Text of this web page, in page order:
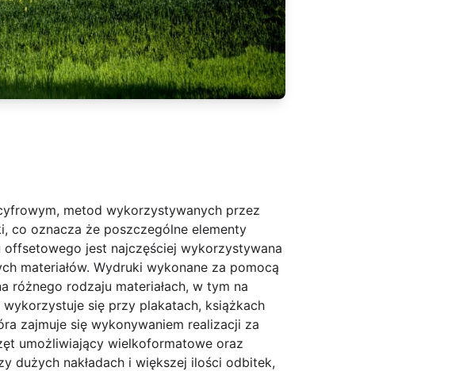
metod wykorzystywanych przez
co oznacza że poszczególne elementy
jest najczęściej wykorzystywana
materiałów. Wydruki wykonane za pomocą
różnego rodzaju materiałach, w tym na
się przy plakatach, książkach
zajmuje się wykonywaniem realizacji za
umożliwiający wielkoformatowe oraz
dużych nakładach i większej ilości odbitek,